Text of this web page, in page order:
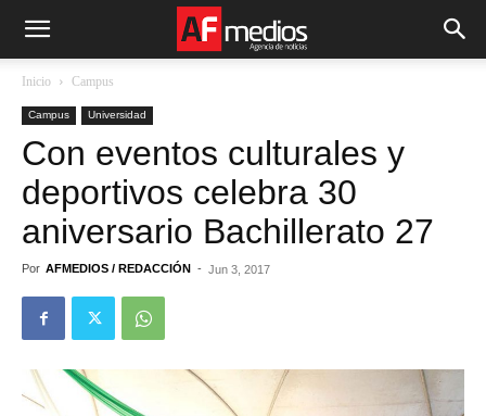
Inicio Campus
Campus Universidad
Con eventos culturales y
deportivos celebra 30
aniversario Bachillerato 27
Por AFMEDIOS / REDACCIÓN - Jun 3, 2017